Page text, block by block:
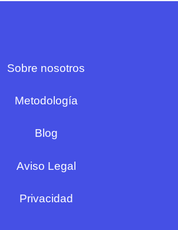
Sobre nosotros
Metodología
Blog
Aviso Legal
Privacidad